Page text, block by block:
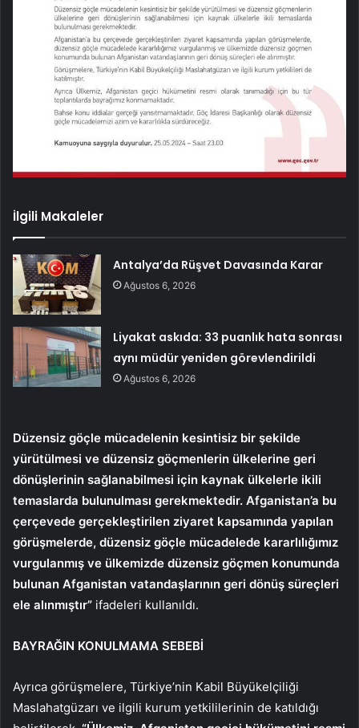
İlgili Makaleler
Antalya’da Rüşvet Davasında Karar
Ağustos 6, 2026
Liyakat askıda: 33 puanlık hata sonrası
aynı müdür yeniden görevlendirildi
Ağustos 6, 2026
Düzensiz göçle mücadelenin kesintisiz bir şekilde
yürütülmesi ve düzensiz göçmenlerin ülkelerine geri
dönüşlerinin sağlanabilmesi için kaynak ülkelerle ikili
temaslarda bulunulması gerekmektedir. Afganistan’a bu
çerçevede gerçekleştirilen ziyaret kapsamında yapılan
görüşmelerde, düzensiz göçle mücadelede kararlılığımız
vurgulanmış ve ülkemizde düzensiz göçmen konumunda
bulunan Afganistan vatandaşlarının geri dönüş süreçleri
ele alınmıştır” ifadeleri kullanıldı.
BAYRAĞIN KONULMAMA SEBEBİ
Ayrıca görüşmelere, Türkiye’nin Kabil Büyükelçiliği
Maslahatgüzarı ve ilgili kurum yetkililerinin de katıldığı